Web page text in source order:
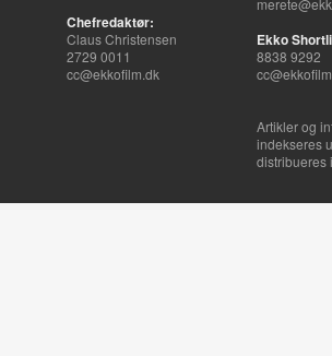
Chefredaktør:
Claus Christensen
2729 0011
cc@ekkofilm.dk
Ekko
8838 9292
Artikler og
indekseres
distribueres